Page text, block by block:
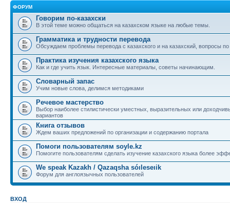
ФОРУМ
Говорим по-казахски
В этой теме можно общаться на казахском языке на любые темы.
Грамматика и трудности перевода
Обсуждаем проблемы перевода с казахского и на казахский, вопросы
Практика изучения казахского языка
Как и где учить язык. Интересные материалы, советы начинающим.
Словарный запас
Учим новые слова, делимся методиками
Речевое мастерство
Выбор наиболее стилистически уместных, выразительных или
вариантов
Книга отзывов
Ждем ваших предложений по организации и содержанию портала
Помоги пользователям soyle.kz
Помогите пользователям сделать изучение казахского языка более
We speak Kazakh / Qazaqsha sóıleseıik
Форум для англоязычных пользователей
ВХОД